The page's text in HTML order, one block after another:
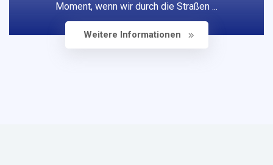
Moment, wenn wir durch die Straßen ...
Weitere Informationen